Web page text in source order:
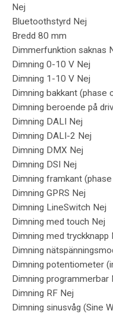
Nej
Bluetoothstyrd Nej
Bredd 80 mm
Dimmerfunktion saknas
Dimning 0-10 V Nej
Dimning 1-10 V Nej
Dimning bakkant
Dimning beroende på
Dimning DALI Nej
Dimning DALI-2 Nej
Dimning DMX Nej
Dimning DSI Nej
Dimning framkant
Dimning GPRS Nej
Dimning LineSwitch Nej
Dimning med touch Nej
Dimning med tryckknapp
Dimning
Dimning potentiometer
Dimning programmerbar
Dimning RF Nej
Dimning sinusvåg (Sine